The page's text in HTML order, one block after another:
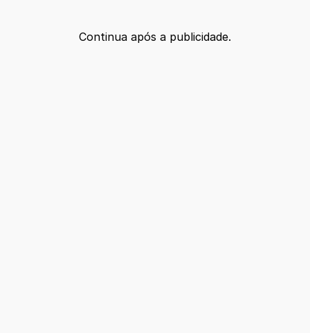
Continua após a publicidade.